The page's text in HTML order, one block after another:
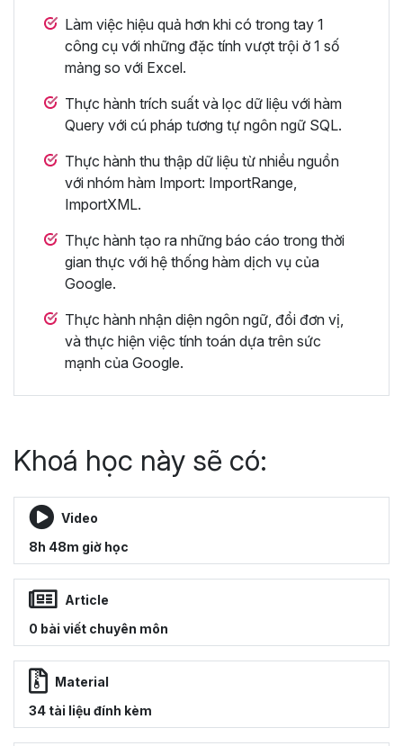
Làm việc hiệu quả hơn khi có trong tay 1
công cụ với những đặc tính vượt trội ở 1 số
mảng so với Excel.
Thực hành trích suất và lọc dữ liệu với hàm
Query với cú pháp tương tự ngôn ngữ SQL.
Thực hành thu thập dữ liệu từ nhiều nguồn
với nhóm hàm Import: ImportRange,
ImportXML.
Thực hành tạo ra những báo cáo trong thời
gian thực với hệ thống hàm dịch vụ của
Google.
Thực hành nhận diện ngôn ngữ, đổi đơn vị,
và thực hiện việc tính toán dựa trên sức
mạnh của Google.
Khoá học này sẽ có:
Video
8h 48m giờ học
Article
0 bài viết chuyên môn
Material
34 tài liệu đính kèm